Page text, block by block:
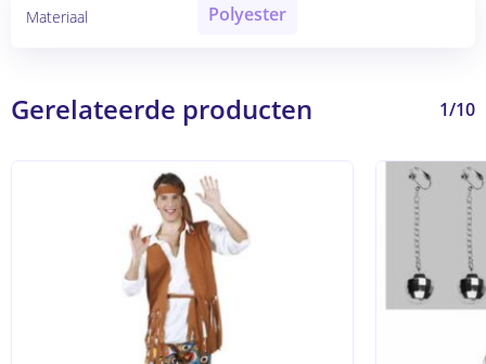
Materiaal Polyester
Gerelateerde producten 1/10